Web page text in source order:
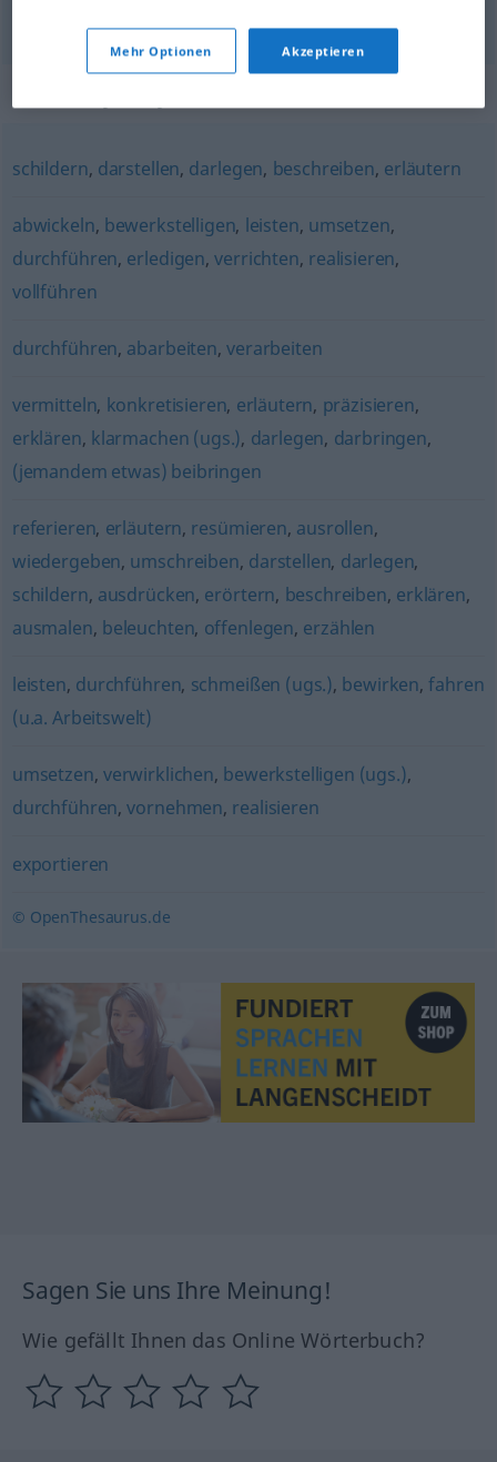
schildern, darstellen, darlegen, beschreiben, erläutern
abwickeln, bewerkstelligen, leisten, umsetzen,
durchführen, erledigen,verrichten, realisieren,
vollführen
durchführen, abarbeiten,verarbeiten
vermitteln, konkretisieren, erläutern, präzisieren,
erklären, klarmachen (ugs.), darlegen, darbringen,
(jemandem etwas) beibringen
referieren, erläutern, resümieren, ausrollen,
wiedergeben, umschreiben, darstellen, darlegen,
schildern, ausdrücken, erörtern, beschreiben, erklären,
ausmalen, beleuchten, offenlegen, erzählen
leisten, durchführen, schmeißen (ugs.), bewirken,fahren
(u.a. Arbeitswelt)
umsetzen, verwirklichen, bewerkstelligen (ugs.),
durchführen,vornehmen, realisieren
exportieren
© OpenThesaurus.de
Sagen Sie uns Ihre Meinung!
Wie gefällt Ihnen das Online Wörterbuch?
Mehr Optionen Akzeptieren